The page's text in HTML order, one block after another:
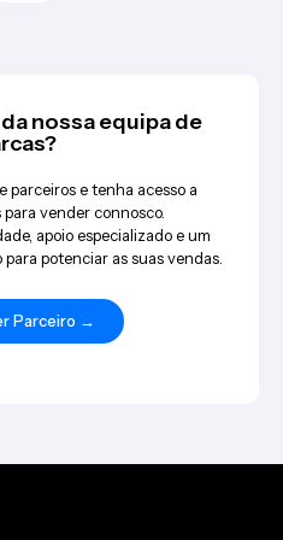
nossa equipa de
parceiros e tenha acesso a
vender connosco.
apoio especializado e um
potenciar as suas vendas.
Parceiro →